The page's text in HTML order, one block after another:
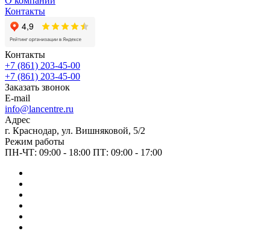
Контакты
Контакты
+7 (861) 203-45-00
+7 (861) 203-45-00
Заказать звонок
E-mail
info@lancentre.ru
Адрес
г. Краснодар, ул. Вишняковой, 5/2
Режим работы
ПН-ЧТ: 09:00 - 18:00 ПТ: 09:00 - 17:00